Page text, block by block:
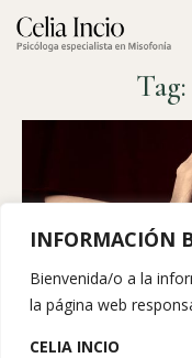
INFORMACIÓN
Bienvenida/o a la
la página web
CELIA INCIO